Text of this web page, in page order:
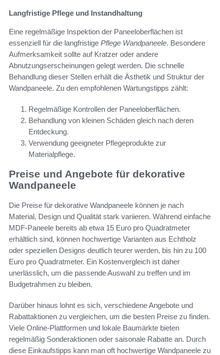
Langfristige Pflege und Instandhaltung
Eine regelmäßige Inspektion der Paneeloberflächen ist
essenziell für die langfristige Pflege Wandpaneele. Besondere
Aufmerksamkeit sollte auf Kratzer oder andere
Abnutzungserscheinungen gelegt werden. Die schnelle
Behandlung dieser Stellen erhält die Ästhetik und Struktur der
Wandpaneele. Zu den empfohlenen Wartungstipps zählt:
Regelmäßige Kontrollen der Paneeloberflächen.
Behandlung von kleinen Schäden gleich nach deren
Entdeckung.
Verwendung geeigneter Pflegeprodukte zur
Materialpflege.
Preise und Angebote für dekorative
Wandpaneele
Die Preise für dekorative Wandpaneele können je nach
Material, Design und Qualität stark variieren. Während einfache
MDF-Paneele bereits ab etwa 15 Euro pro Quadratmeter
erhältlich sind, können hochwertige Varianten aus Echtholz
oder speziellen Designs deutlich teurer werden, bis hin zu 100
Euro pro Quadratmeter. Ein Kostenvergleich ist daher
unerlässlich, um die passende Auswahl zu treffen und im
Budgetrahmen zu bleiben.
Darüber hinaus lohnt es sich, verschiedene Angebote und
Rabattaktionen zu vergleichen, um die besten Preise zu finden.
Viele Online-Plattformen und lokale Baumärkte bieten
regelmäßig Sonderaktionen oder saisonale Rabatte an. Durch
diese Einkaufstipps kann man oft hochwertige Wandpaneele zu